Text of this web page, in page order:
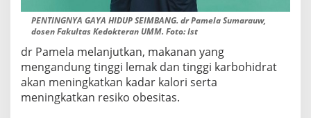
PENTINGNYA GAYA HIDUP SEIMBANG. dr Pamela Sumarauw,
dosen Fakultas Kedokteran UMM. Foto: Ist
dr Pamela melanjutkan, makanan yang
mengandung tinggi lemak dan tinggi karbohidrat
akan meningkatkan kadar kalori serta
meningkatkan resiko obesitas.